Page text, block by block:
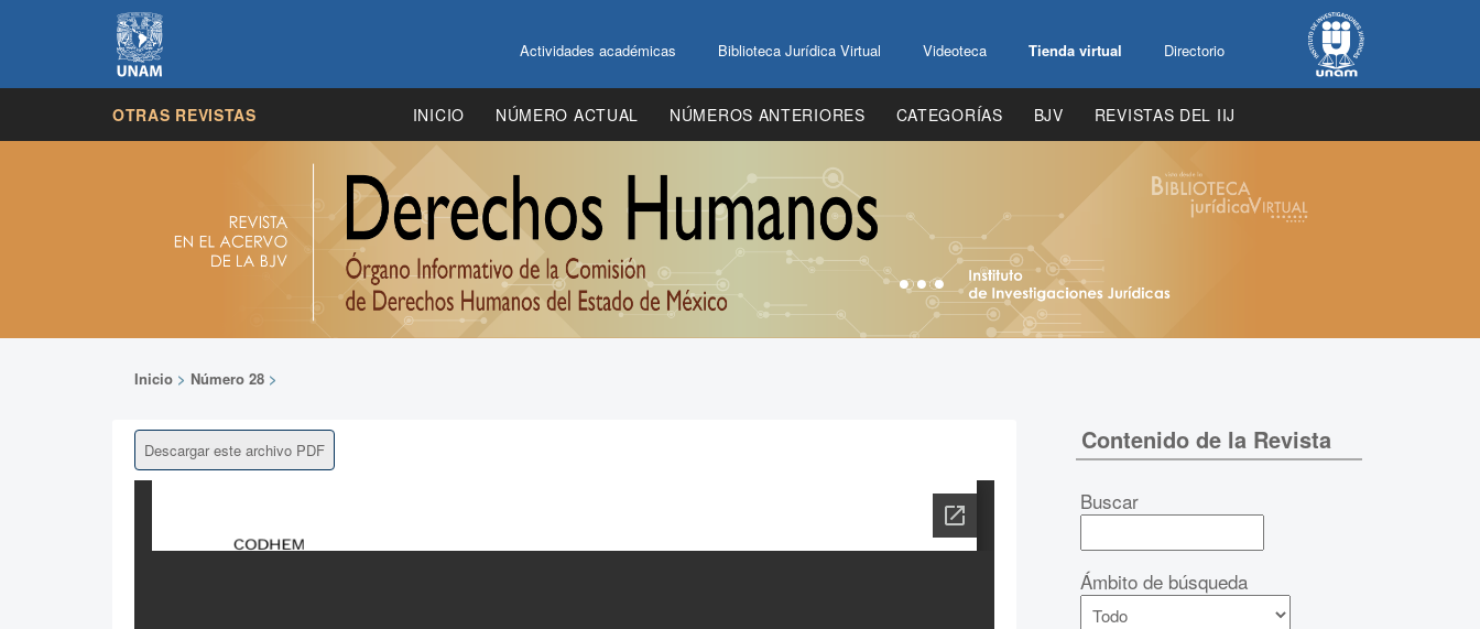
Actividades académicas Biblioteca Jurídica Virtual Videoteca Tienda virtual Directorio
OTRAS REVISTAS INICIO NÚMERO ACTUAL NÚMEROS ANTERIORES CATEGORÍAS BJV REVISTAS DEL IIJ
Inicio > Número 28 >
Descargar este archivo PDF Contenido de la Revista
Buscar
Ámbito de búsqueda